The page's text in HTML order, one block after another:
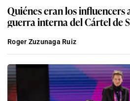
Quiénes eran los influencers
guerra interna del Cártel de
Roger Zuzunaga Ruiz